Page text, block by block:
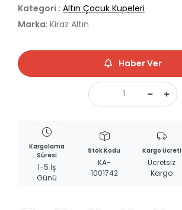
Kategori : Altın Çocuk Küpeleri
Marka: Kiraz Altın
Haber Ver
Kargolama
Süresi
1-5 İş
Günü
Stok Kodu
KA-
1001742
Kargo Ücreti
Ücretsiz
Kargo